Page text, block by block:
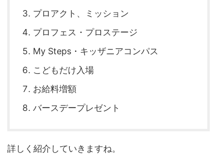
プロアクト、ミッション
プロフェス・プロステージ
My Steps・キッザニアコンパス
こどもだけ入場
お給料増額
バースデープレゼント
詳しく紹介していきますね。